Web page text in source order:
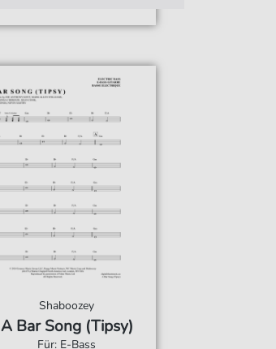
Shaboozey
A Bar Song (Tipsy)
Für: E-Bass